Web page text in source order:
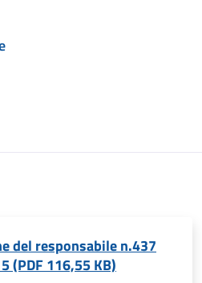
del responsabile n.437
(PDF 116,55 KB)